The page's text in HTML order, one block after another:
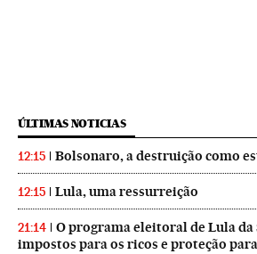
ÚLTIMAS NOTICIAS
12:15 Bolsonaro, a destruição como
12:15 Lula, uma ressurreição
21:14
O programa eleitoral de Lula da
impostos para os ricos e proteção